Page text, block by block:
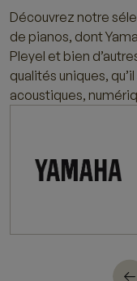
Découvrez notre
de pianos, dont
Pleyel et bien
qualités uniques,
acoustiques,